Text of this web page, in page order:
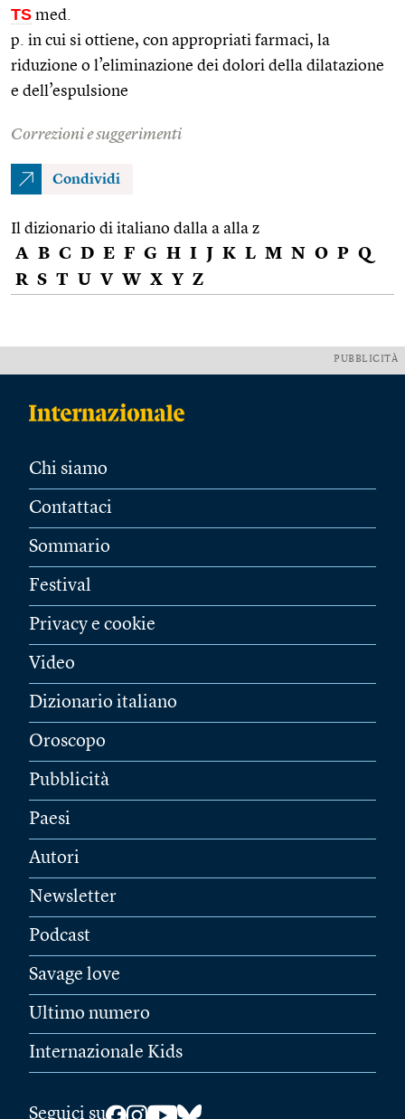
TS med.
p. in cui si ottiene, con appropriati farmaci, la
riduzione o l’eliminazione dei dolori della dilatazione
e dell’espulsione
Correzioni e suggerimenti
Condividi
Il dizionario di italiano dalla a alla z
A B C D E F G H I J K L M N O P Q
R S T U V W X Y Z
PUBBLICITÀ
Chi siamo
Contattaci
Sommario
Festival
Privacy e cookie
Video
Dizionario italiano
Oroscopo
Pubblicità
Paesi
Autori
Newsletter
Podcast
Savage love
Ultimo numero
Internazionale Kids
Seguici su